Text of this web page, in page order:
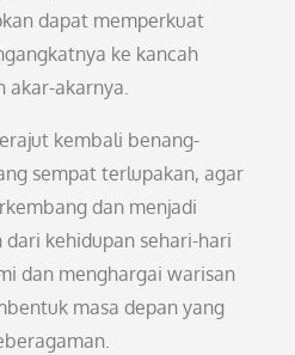
dapat memperkuat
ke kancah
akar-akarnya.
kembali benang-
sempat terlupakan, agar
dan menjadi
kehidupan sehari-hari
dan menghargai warisan
masa depan yang